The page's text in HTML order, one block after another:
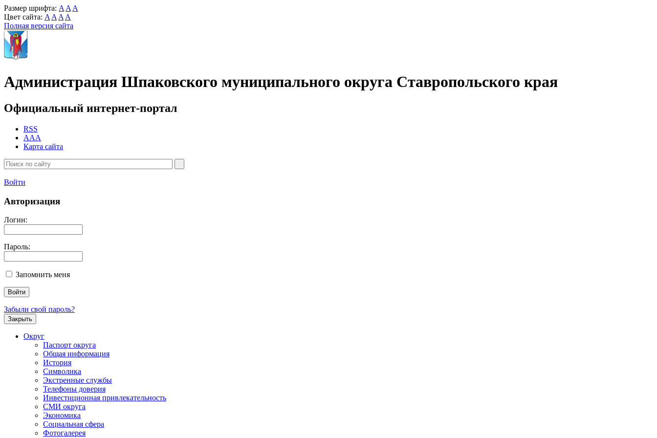
Размер шрифта: A A A
Цвет сайта: A A A A
Полная версия сайта
Администрация Шпаковского муниципального округа Ставропольского края
Официальный интернет-портал
RSS
AAA
Карта сайта
Войти
Авторизация
Логин:
Пароль:
Запомнить меня
Забыли свой пароль?
Закрыть
Округ
Паспорт округа
Общая информация
История
Символика
Экстренные службы
Телефоны доверия
Инвестиционная привлекательность
СМИ округа
Экономика
Социальная сфера
Фотогалерея